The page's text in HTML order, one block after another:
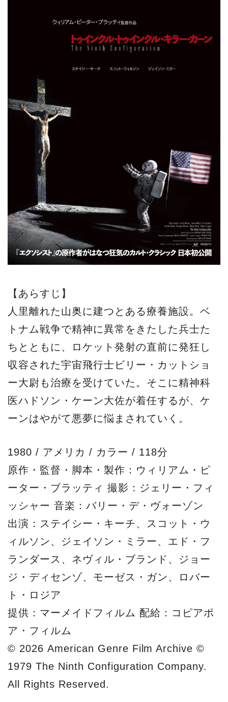
【あらすじ】
人里離れた山奥に建つとある療養施設。ベ
トナム戦争で精神に異常をきたした兵士た
ちとともに、ロケット発射の直前に発狂し
収容された宇宙飛行士ビリー・カットショ
ー大尉も治療を受けていた。そこに精神科
医ハドソン・ケーン大佐が着任するが、ケ
ーンはやがて悪夢に悩まされていく。
1980 / アメリカ / カラー / 118分
原作・監督・脚本・製作：ウィリアム・ピ
ーター・ブラッティ 撮影：ジェリー・フィ
ッシャー 音楽：バリー・デ・ヴォーゾン
出演：ステイシー・キーチ、スコット・ウ
ィルソン、ジェイソン・ミラー、エド・フ
ランダース、ネヴィル・ブランド、ジョー
ジ・ディセンゾ、モーゼス・ガン、ロバー
ト・ロジア
提供：マーメイドフィルム 配給：コピアポ
ア・フィルム
© 2026 American Genre Film Archive ©
1979 The Ninth Configuration Company.
All Rights Reserved.